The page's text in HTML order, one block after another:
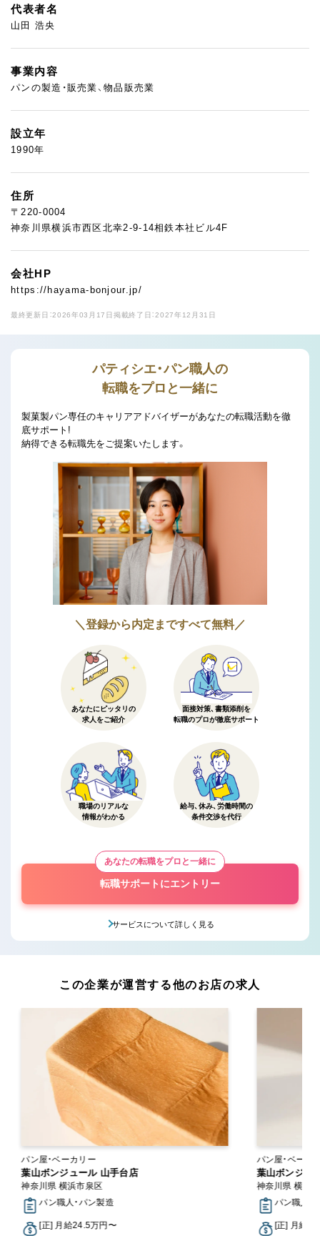
代表者名
山田 浩央
事業内容
パンの製造・販売業、物品販売業
設立年
1990年
住所
〒220-0004
神奈川県横浜市西区北幸2-9-14相鉄本社ビル4F
会社HP
https://hayama-bonjour.jp/
最終更新日：2026年03月17日 掲載終了日：2027年12月31日
パティシエ・パン職人の
転職をプロと一緒に
製菓製パン専任のキャリアアドバイザーがあなたの転職活動を徹
底サポート!
納得できる転職先をご提案いたします。
＼登録から内定まですべて無料／
あなたにピッタリの
求人をご紹介
面接対策、書類添削を
転職のプロが徹底サポート
職場のリアルな
情報がわかる
給与、休み、労働時間の
条件交渉を代行
あなたの転職をプロと一緒に
転職サポートにエントリー
サービスについて詳しく見る
この企業が運営する他のお店の求人
パン屋・ベーカリー
葉山ボンジュール 山手台店
神奈川県 横浜市泉区
パン職人・パン製造
[正] 月給24.5万円〜
パン屋・ベーカ
葉山ボンジュ
神奈川県 横浜
パン職人・
[正] 月給